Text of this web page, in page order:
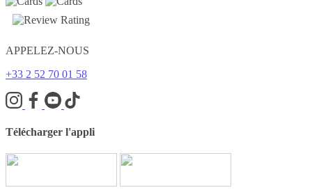
APPELEZ-NOUS
+33 2 52 70 01 58
Télécharger l'appli